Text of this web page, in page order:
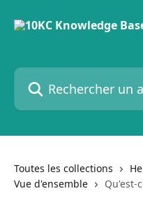
Rechercher un article...
Toutes les collections
Vue d'ensemble
Qu'est-